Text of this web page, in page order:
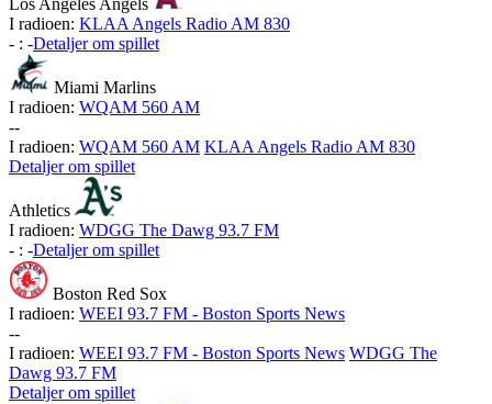
Los Angeles Angels
I radioen: KLAA Angels Radio AM 830
- : -Detaljer om spillet
Miami Marlins
I radioen: WQAM 560 AM
--
I radioen: WQAM 560 AM KLAA Angels Radio AM 830
Detaljer om spillet
Athletics
I radioen: WDGG The Dawg 93.7 FM
- : -Detaljer om spillet
Boston Red Sox
I radioen: WEEI 93.7 FM - Boston Sports News
--
I radioen: WEEI 93.7 FM - Boston Sports News WDGG The
Dawg 93.7 FM
Detaljer om spillet